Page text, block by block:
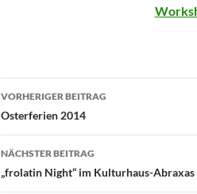
Beitragsnavigation
VORHERIGER BEITRAG
Osterferien 2014
NÄCHSTER BEITRAG
„frolatin Night“ im Kulturhaus-